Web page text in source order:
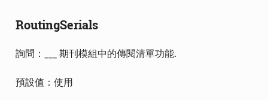
RoutingSerials
詢問：___ 期刊模組中的傳閱清單功能.
預設值：使用